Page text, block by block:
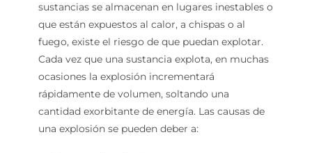
sustancias se almacenan en lugares inestables o
que están expuestos al calor, a chispas o al
fuego, existe el riesgo de que puedan explotar.
Cada vez que una sustancia explota, en muchas
ocasiones la explosión incrementará
rápidamente de volumen, soltando una
cantidad exorbitante de energía. Las causas de
una explosión se pueden deber a: